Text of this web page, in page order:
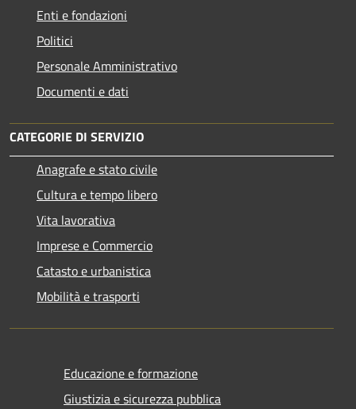
Enti e fondazioni
Politici
Personale Amministrativo
Documenti e dati
CATEGORIE DI SERVIZIO
Anagrafe e stato civile
Cultura e tempo libero
Vita lavorativa
Imprese e Commercio
Catasto e urbanistica
Mobilità e trasporti
Educazione e formazione
Giustizia e sicurezza pubblica